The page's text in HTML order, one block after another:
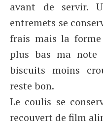
avant de servir.
entremets se
frais mais la
plus bas ma
biscuits moins
reste bon.
Le coulis se
recouvert de film